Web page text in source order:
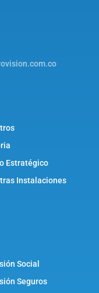
Estratégico
Instalaciones
Social
Seguros